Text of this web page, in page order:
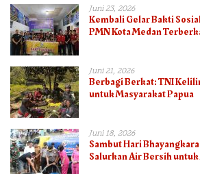
Juni 23, 2026
Kembali Gelar Bakti
PMN Kota Medan
Juni 21, 2026
Berbagi Berkat: TNI
untuk Masyarakat Papua
Juni 18, 2026
Sambut Hari
Salurkan Air Bersih